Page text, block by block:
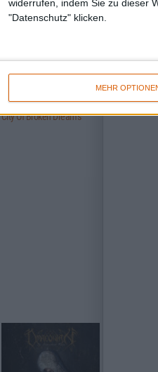
widerrufen, indem Sie zu dieser
"Datenschutz" klicken.
MEHR
Imparity
City Of Broken Dreams